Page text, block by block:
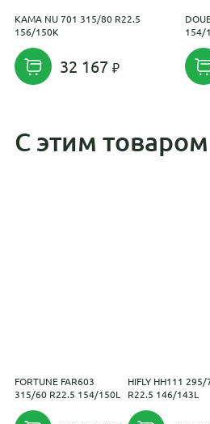
KAMA NU 701 315/80 R22.5
156/150K
32 167
154/
С этим
FORTUNE FAR603
315/60 R22.5 154/150L
HIFLY HH111 295/
R22.5 146/143L